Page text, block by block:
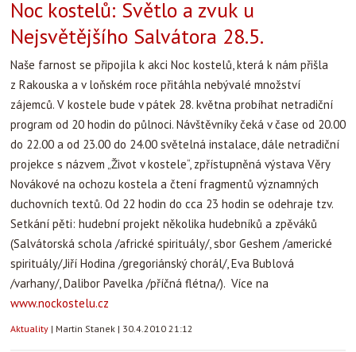
Noc kostelů: Světlo a zvuk u
Nejsvětějšího Salvátora 28.5.
Naše farnost se připojila k akci Noc kostelů, která k nám přišla
z Rakouska a v loňském roce přitáhla nebývalé množství
zájemců. V kostele bude v pátek 28. května probíhat netradiční
program od 20 hodin do půlnoci. Návštěvníky čeká v čase od 20.00
do 22.00 a od 23.00 do 24.00 světelná instalace, dále netradiční
projekce s názvem „Život v kostele“, zpřístupněná výstava Věry
Novákové na ochozu kostela a čtení fragmentů významných
duchovních textů. Od 22 hodin do cca 23 hodin se odehraje tzv.
Setkání pěti: hudební projekt několika hudebníků a zpěváků
(Salvátorská schola /africké spirituály/, sbor Geshem /americké
spirituály/,Jiří Hodina /gregoriánský chorál/, Eva Bublová
/varhany/, Dalibor Pavelka /příčná flétna/). Více na
www.nockostelu.cz
Aktuality | Martin Stanek | 30.4.2010 21:12